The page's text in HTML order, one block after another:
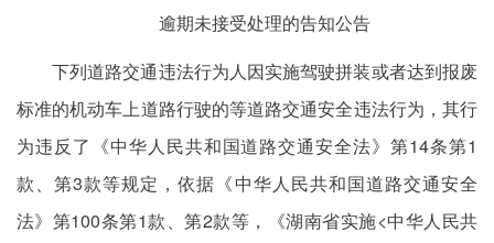
逾期未接受处理的告知公告
下列道路交通违法行为人因实施驾驶拼装或者达到报废
标准的机动车上道路行驶的等道路交通安全违法行为，其行
为违反了《中华人民共和国道路交通安全法》第14条第1
款、第3款等规定，依据《中华人民共和国道路交通安全
法》第100条第1款、第2款等，《湖南省实施<中华人民共